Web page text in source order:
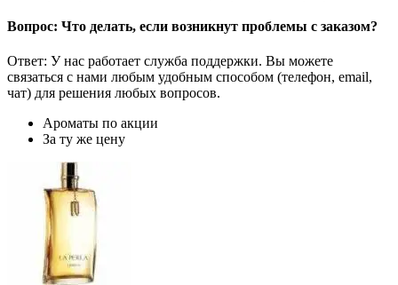
Вопрос: Что делать, если возникнут проблемы с заказом?
Ответ: У нас работает служба поддержки. Вы можете
связаться с нами любым удобным способом (телефон, email,
чат) для решения любых вопросов.
Ароматы по акции
За ту же цену